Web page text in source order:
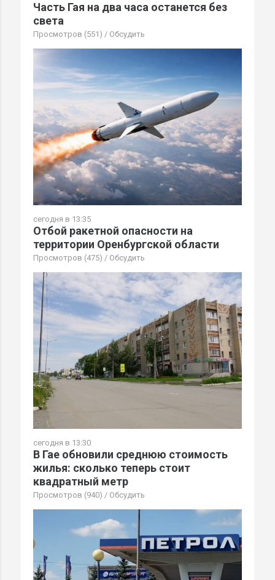
Часть Гая на два часа останется без
света
Просмотров (551) / Обсудить
сегодня в 13:35
Отбой ракетной опасности на
территории Оренбургской области
Просмотров (475) / Обсудить
сегодня в 13:30
В Гае обновили среднюю стоимость
жилья: сколько теперь стоит
квадратный метр
Просмотров (940) / Обсудить